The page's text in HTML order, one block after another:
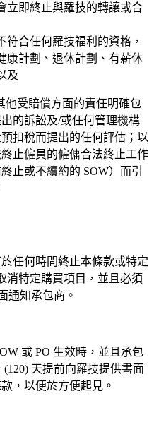
立即終止與羅技的轉讓或合
符合任何羅技福利的資格，
康計劃、退休計劃、有薪休
及
他受賠償方面的責任明確包
的訴訟及/或任何管理機構
扣稅而提出的任何評估；以
止僱員的僱傭合法終止工作
止或不續約的 SOW）而引
任何時間終止本條款或特定
消特定購買項目，並且必須
通知承包商。
或 PO 生效時，並且承包
天提前向羅技提供書面
，以便於方便起見。